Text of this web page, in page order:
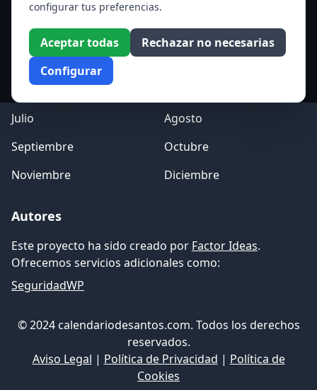
configurar tus preferencias.
Aceptar todas
Rechazar no necesarias
Configurar
Acceso a los Meses
Enero
Febrero
Marzo
Abril
Mayo
Julio
Agosto
Septiembre
Octubre
Noviembre
Diciembre
Autores
Este proyecto ha sido creado por Factor Ideas.
Ofrecemos servicios adicionales como:
SeguridadWP
© 2024 calendariodesantos.com. Todos los derechos
reservados.
Aviso Legal | Política de Privacidad | Política de
Cookies